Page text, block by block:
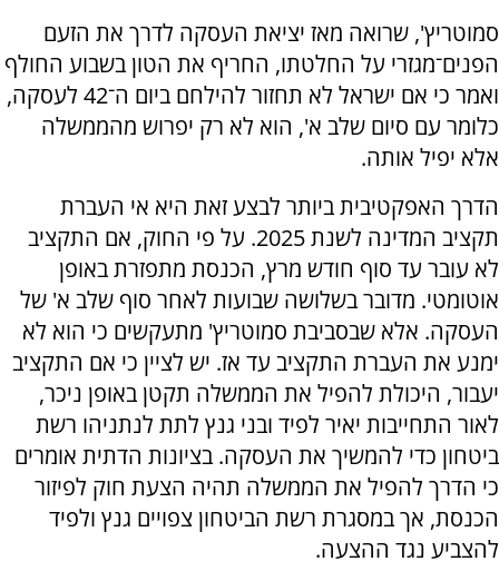
סמוטריץ', שרואה מאז יציאת העסקה לדרך את הזעם
הפנים־מגזרי על החלטתו, החריף את הטון בשבוע החולף
ואמר כי אם ישראל לא תחזור להילחם ביום ה־42 לעסקה,
כלומר עם סיום שלב א', הוא לא רק יפרוש מהממשלה
אלא יפיל אותה.
הדרך האפקטיבית ביותר לבצע זאת היא אי העברת
תקציב המדינה לשנת 2025. על פי החוק, אם התקציב
לא עובר עד סוף חודש מרץ, הכנסת מתפזרת באופן
אוטומטי. מדובר בשלושה שבועות לאחר סוף שלב א' של
העסקה. אלא שבסביבת סמוטריץ' מתעקשים כי הוא לא
ימנע את העברת התקציב עד אז. יש לציין כי אם התקציב
יעבור, היכולת להפיל את הממשלה תקטן באופן ניכר,
לאור התחייבות יאיר לפיד ובני גנץ לתת לנתניהו רשת
ביטחון כדי להמשיך את העסקה. בציונות הדתית אומרים
כי הדרך להפיל את הממשלה תהיה הצעת חוק לפיזור
הכנסת, אך במסגרת רשת הביטחון צפויים גנץ ולפיד
להצביע נגד ההצעה.